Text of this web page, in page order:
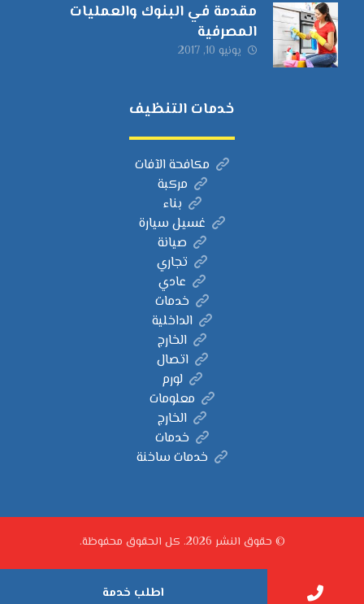
مقدمة في البنوك والعمليات
المصرفية
يونيو 10, 2017
خدمات التنظيف
مكافحة الآفات
مركبة
بناء
غسيل سيارة
صيانة
تجاري
عادي
خدمات
الداخلية
الخارج
اتصال
لورم
معلومات
الخارج
خدمات
خدمات ساخنة
© حقوق النشر 2026. كل الحقوق محفوظة.
اطلب خدمة